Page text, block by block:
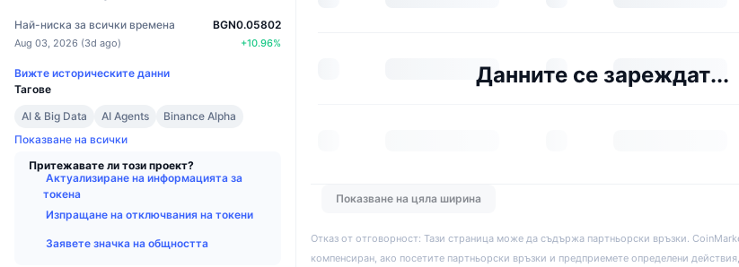
Най-ниска за всички времена
Aug 03, 2026 (3d ago)
BGN0.05802
+10.96%
Вижте историческите данни
Тагове
AI & Big Data
AI Agents
Binance Alpha
Показване на всички
Притежавате ли този проект?
Актуализиране на информацията за
токена
Изпращане на отключвания на токени
Заявете значка на общността
Данните се зареждат...
Показване на цяла ширина
Отказ от отговорност: Тази страница може да съдържа партньорски връзки.
компенсиран, ако посетите партньорски връзки и предприемете определени